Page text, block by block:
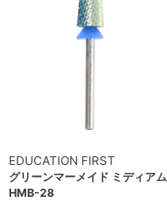
EDUCATION FIRST
グリーンマーメイド ミディアム
HMB-28